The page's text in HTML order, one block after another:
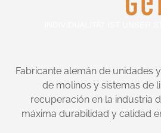
Fabricante alemán de unidades
de molinos y sistemas de
recuperación en la industria
máxima durabilidad y calidad